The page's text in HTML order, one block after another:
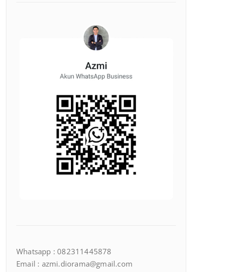
Whatsapp : 082311445878
Email : azmi.diorama@gmail.com